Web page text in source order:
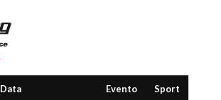
Data Evento Sport